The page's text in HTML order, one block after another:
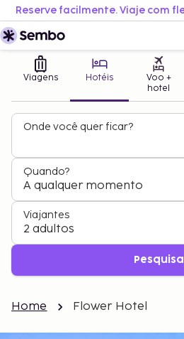
Viagens Hotéis
Voo +
hotel
Onde você quer ficar?
Quando?
A qualquer momento
Viajantes
2 adultos
Pesquisa
Home Flower Hotel